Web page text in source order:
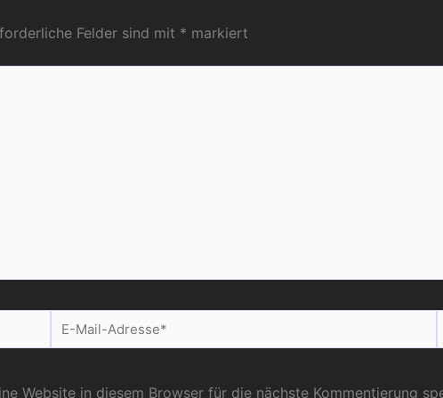
Felder sind mit * markiert
Website in diesem Browser für die nächste Kommentierung